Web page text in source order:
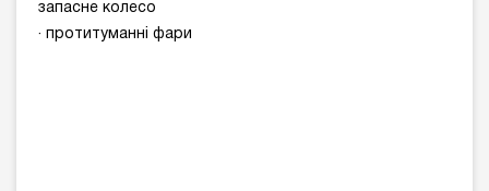
запасне колесо
· протитуманні фари